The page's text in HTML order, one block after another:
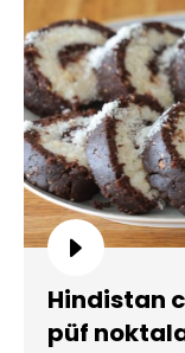
Hindistan
püf